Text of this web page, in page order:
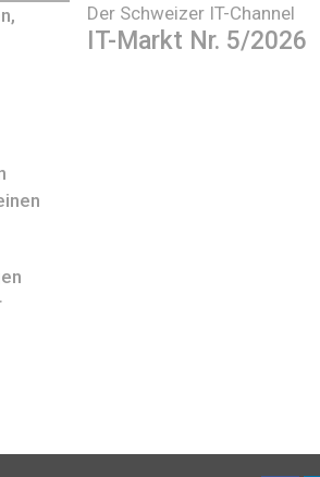
Der Schweizer IT-Channel
IT-Markt Nr. 5/2026